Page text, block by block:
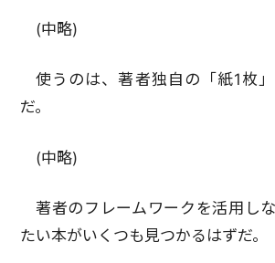
(中略)
使うのは、著者独自の「紙1枚
だ。
(中略)
著者のフレームワークを活用し
たい本がいくつも見つかるはずだ。